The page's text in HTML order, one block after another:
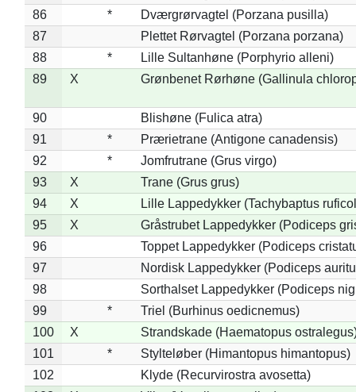
86
*
Dværgrørvagtel (Porzana pusilla)
87
Plettet Rørvagtel (Porzana porzana)
88
*
Lille Sultanhøne (Porphyrio alleni)
89
X Grønbenet Rørhøne (Gallinula
90
Blishøne (Fulica atra)
91
*
Prærietrane (Antigone canadensis)
92
*
Jomfrutrane (Grus virgo)
93
X
Trane (Grus grus)
94
X
Lille Lappedykker (Tachybaptus
95
X
Gråstrubet Lappedykker (Podiceps
96
Toppet Lappedykker (Podiceps
97
Nordisk Lappedykker (Podiceps
98
Sorthalset Lappedykker (Podiceps
99
*
Triel (Burhinus oedicnemus)
100
X
Strandskade (Haematopus
101
*
Stylteløber (Himantopus himantopus)
102
Klyde (Recurvirostra avosetta)